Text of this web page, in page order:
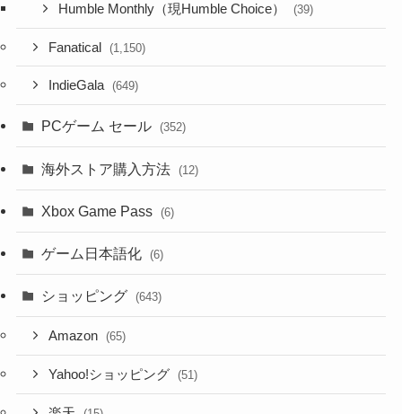
Humble Monthly（現Humble Choice） (39)
Fanatical (1,150)
IndieGala (649)
PCゲーム セール (352)
海外ストア購入方法 (12)
Xbox Game Pass (6)
ゲーム日本語化 (6)
ショッピング (643)
Amazon (65)
Yahoo!ショッピング (51)